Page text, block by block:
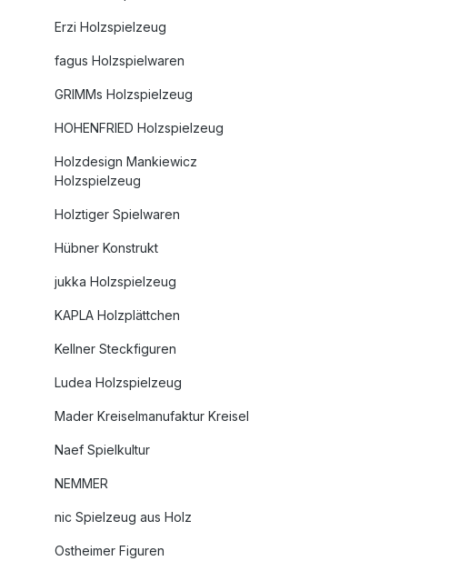
Erzi Holzspielzeug
fagus Holzspielwaren
GRIMMs Holzspielzeug
HOHENFRIED Holzspielzeug
Holzdesign Mankiewicz
Holzspielzeug
Holztiger Spielwaren
Hübner Konstrukt
jukka Holzspielzeug
KAPLA Holzplättchen
Kellner Steckfiguren
Ludea Holzspielzeug
Mader Kreiselmanufaktur Kreisel
Naef Spielkultur
NEMMER
nic Spielzeug aus Holz
Ostheimer Figuren